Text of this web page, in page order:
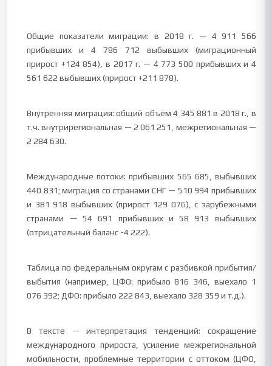
Общие показатели миграции: в 2018 г. — 4 911 566
прибывших и 4 786 712 выбывших (миграционный
прирост +124 854), в 2017 г. — 4 773 500 прибывших и 4
561 622 выбывших (прирост +211 878).
Внутренняя миграция: общий объём 4 345 881 в 2018 г., в
т.ч. внутрирегиональная — 2 061 251, межрегиональная —
2 284 630.
Международные потоки: прибывших 565 685, выбывших
440 831; миграция со странами СНГ — 510 994 прибывших
и 381 918 выбывших (прирост 129 076), с зарубежными
странами — 54 691 прибывших и 58 913 выбывших
(отрицательный баланс -4 222).
Таблица по федеральным округам с разбивкой прибытия/
выбытия (например, ЦФО: прибыло 816 346, выехало 1
076 392; ДФО: прибыло 222 843, выехало 328 359 и т.д.).
В тексте — интерпретация тенденций: сокращение
международного прироста, усиление межрегиональной
мобильности, проблемные территории с оттоком (ЦФО,